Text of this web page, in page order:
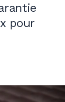
pour